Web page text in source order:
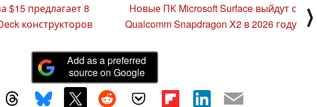
$15 предлагает 8
конструкторов
Новые ПК Microsoft Surface выйдут с
Qualcomm Snapdragon X2 в 2026 году
⟩
Add as a preferred
source on Google